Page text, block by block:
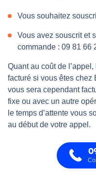
Vous souhaitez
Vous avez souscrit et
commande : 09 81 66
Quant au coût de l’appel,
facturé si vous êtes chez
vous sera cependant
fixe ou avec un autre
le temps d’attente vous
au début de votre appel.